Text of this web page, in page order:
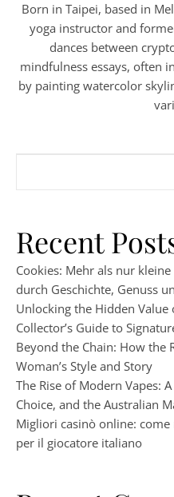
Born in Taipei, based in
yoga instructor and
dances between
mindfulness essays, often
by painting watercolor
Recent
Cookies: Mehr als nur kleine
durch Geschichte, Genuss
Unlocking the Hidden Value
Collector’s Guide to
Beyond the Chain: How the
Woman’s Style and Story
The Rise of Modern Vapes:
Choice, and the Australian
Migliori casinò online:
per il giocatore italiano